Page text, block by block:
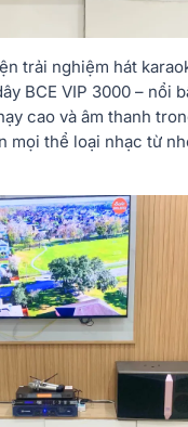
trải nghiệm hát
BCE VIP 3000 – nổi
cao và âm thanh
mọi thể loại nhạc từ